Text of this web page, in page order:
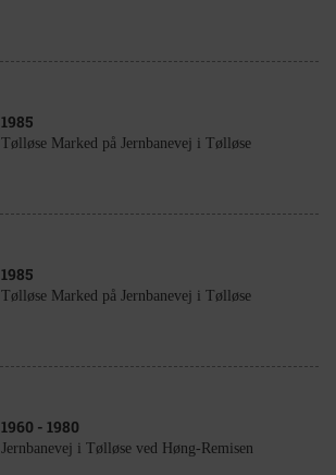
1985
Tølløse Marked på Jernbanevej i Tølløse
1985
Tølløse Marked på Jernbanevej i Tølløse
1960 - 1980
Jernbanevej i Tølløse ved Høng-Remisen